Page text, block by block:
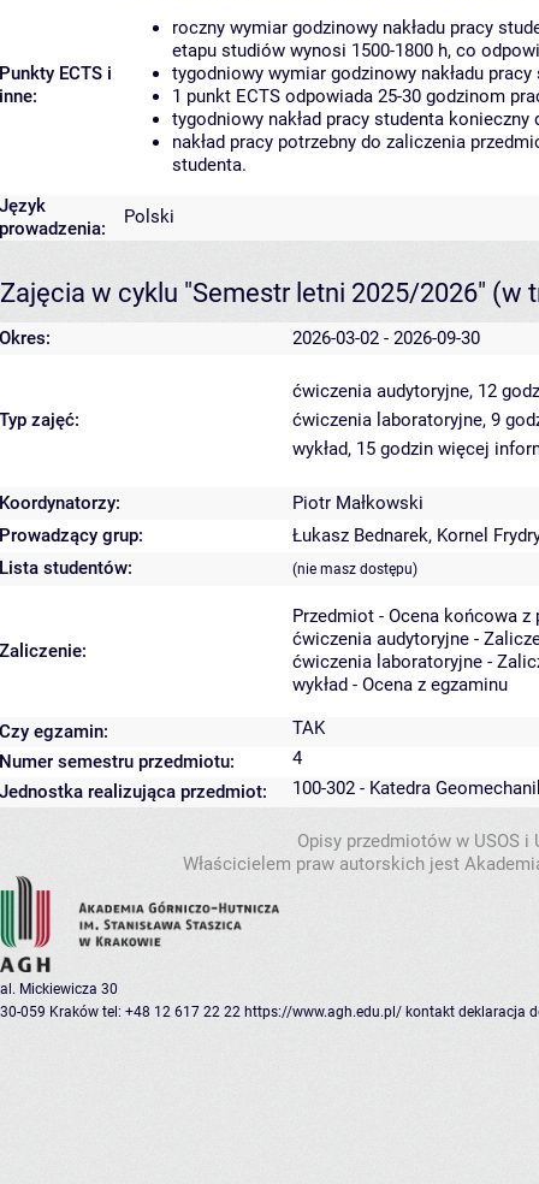
Punkty ECTS i
inne:
roczny wymiar godzinowy nakładu pracy
etapu studiów wynosi 1500-1800 h, co
tygodniowy wymiar godzinowy nakładu
1 punkt ECTS odpowiada 25-30 godzinom
tygodniowy nakład pracy studenta
nakład pracy potrzebny do zaliczenia
studenta.
Język
prowadzenia:
Polski
Zajęcia w cyklu "Semestr letni 2025/2026" (w
Okres: 2026-03-02 - 2026-09-30
Typ zajęć:
ćwiczenia audytoryjne, 12
ćwiczenia laboratoryjne, 9
wykład, 15 godzin więcej
Koordynatorzy:
Piotr Małkowski
Prowadzący grup:
Łukasz Bednarek, Kornel
Lista studentów:
(nie masz dostępu)
Zaliczenie:
Przedmiot - Ocena końcowa z
ćwiczenia audytoryjne -
ćwiczenia laboratoryjne -
wykład - Ocena z egzaminu
Czy egzamin:
TAK
Numer semestru przedmiotu:
4
Jednostka realizująca przedmiot:
100-302 - Katedra
Opisy przedmiotów w USOS
Właścicielem praw autorskich jest
al. Mickiewicza 30
30-059 Kraków tel: +48 12 617 22 22 https://www.agh.edu.pl/ kontakt deklaracja